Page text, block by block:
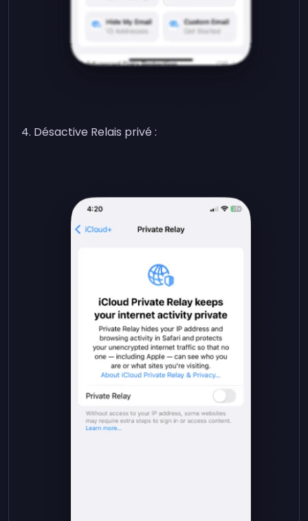
Désactive Relais privé :